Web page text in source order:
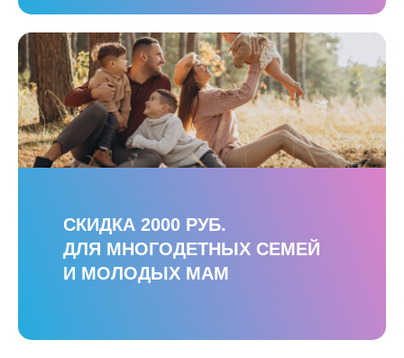
СКИДКА 2000 РУБ.
ДЛЯ МНОГОДЕТНЫХ СЕМЕЙ
И МОЛОДЫХ МАМ